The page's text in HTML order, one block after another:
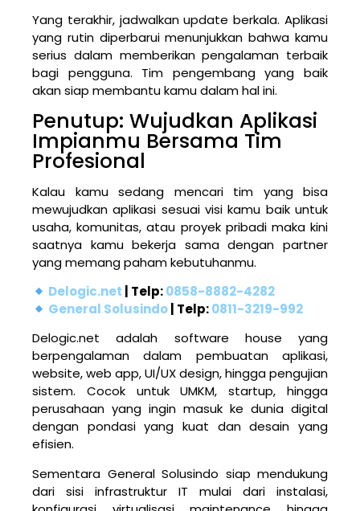
Yang terakhir, jadwalkan update berkala. Aplikasi
yang rutin diperbarui menunjukkan bahwa kamu
serius dalam memberikan pengalaman terbaik
bagi pengguna. Tim pengembang yang baik
akan siap membantu kamu dalam hal ini.
Penutup: Wujudkan Aplikasi
Impianmu Bersama Tim
Profesional
Kalau kamu sedang mencari tim yang bisa
mewujudkan aplikasi sesuai visi kamu baik untuk
usaha, komunitas, atau proyek pribadi maka kini
saatnya kamu bekerja sama dengan partner
yang memang paham kebutuhanmu.
Delogic.net | Telp:0858-8882-4282
General Solusindo | Telp:0811-3219-992
Delogic.net adalah software house yang
berpengalaman dalam pembuatan aplikasi,
website, web app, UI/UX design, hingga pengujian
sistem. Cocok untuk UMKM, startup, hingga
perusahaan yang ingin masuk ke dunia digital
dengan pondasi yang kuat dan desain yang
efisien.
Sementara General Solusindo siap mendukung
dari sisi infrastruktur IT mulai dari instalasi,